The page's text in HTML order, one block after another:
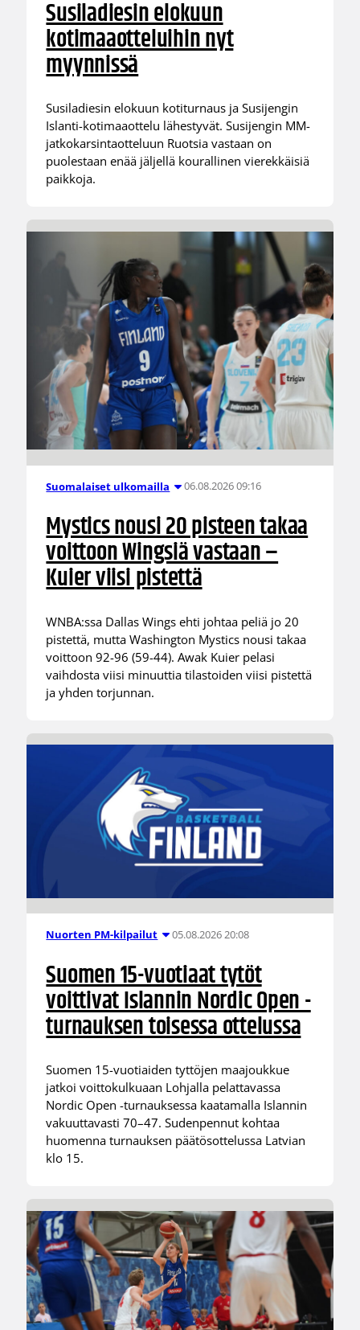
Susiladiesin elokuun
kotimaaotteluihin nyt
myynnissä
Susiladiesin elokuun kotiturnaus ja Susijengin
Islanti-kotimaaottelu lähestyvät. Susijengin MM-
jatkokarsintaotteluun Ruotsia vastaan on
puolestaan enää jäljellä kourallinen vierekkäisiä
paikkoja.
Suomalaiset ulkomailla 06.08.2026 09:16
Mystics nousi 20 pisteen takaa
voittoon Wingsiä vastaan –
Kuier viisi pistettä
WNBA:ssa Dallas Wings ehti johtaa peliä jo 20
pistettä, mutta Washington Mystics nousi takaa
voittoon 92-96 (59-44). Awak Kuier pelasi
vaihdosta viisi minuuttia tilastoiden viisi pistettä
ja yhden torjunnan.
Nuorten PM-kilpailut 05.08.2026 20:08
Suomen 15-vuotiaat tytöt
voittivat Islannin Nordic Open -
turnauksen toisessa ottelussa
Suomen 15-vuotiaiden tyttöjen maajoukkue
jatkoi voittokulkuaan Lohjalla pelattavassa
Nordic Open -turnauksessa kaatamalla Islannin
vakuuttavasti 70–47. Sudenpennut kohtaa
huomenna turnauksen päätösottelussa Latvian
klo 15.